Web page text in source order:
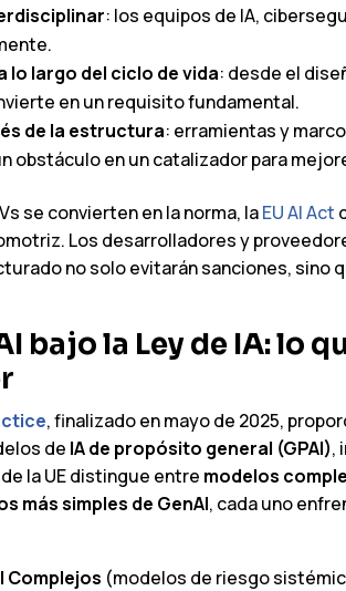
: los equipos de IA,
lo largo del ciclo de vida: desde el
en un requisito fundamental.
de la estructura: erramientas y
obstáculo en un catalizador para
se convierten en la norma, laEU AI Act
Los desarrolladores y
no solo evitarán sanciones, sino
bajo la Ley de IA: lo
, finalizado en mayo de 2025,
de IA de propósito general (GPAI),
de la UE distingue entre modelos
más simples de GenAI, cada uno
Complejos (modelos de riesgo